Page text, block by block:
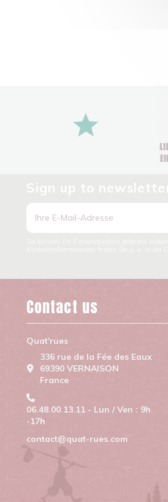
Contact us
Quat'rues
336 rue de la Fée des Eaux
69390 VERNAISON
France
06.48.00.13.11 - Lun / Ven : 9h
-17h
contact@quat-rues.com